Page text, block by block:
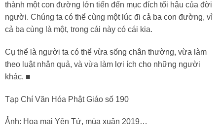
thành một con đường lớn tiến đến mục đích tối hậu của đời
người. Chúng ta có thể cùng một lúc đi cả ba con đường, vì
cả ba cùng là một, trong cái này có cái kia.
Cụ thể là người ta có thể vừa sống chân thường, vừa làm
theo luật nhân quả, và vừa làm lợi ích cho những người
khác. ■
Tạp Chí Văn Hóa Phật Giáo số 190
Ảnh: Hoa mai Yên Tử, mùa xuân 2019…